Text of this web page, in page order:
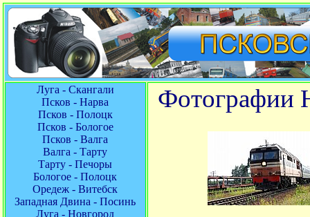
Луга - Скангали
Псков - Нарва
Псков - Полоцк
Псков - Бологое
Псков - Валга
Валга - Тарту
Тарту - Печоры
Бологое - Полоцк
Оредеж - Витебск
Западная Двина - Посинь
Луга - Новгород
Фотографии